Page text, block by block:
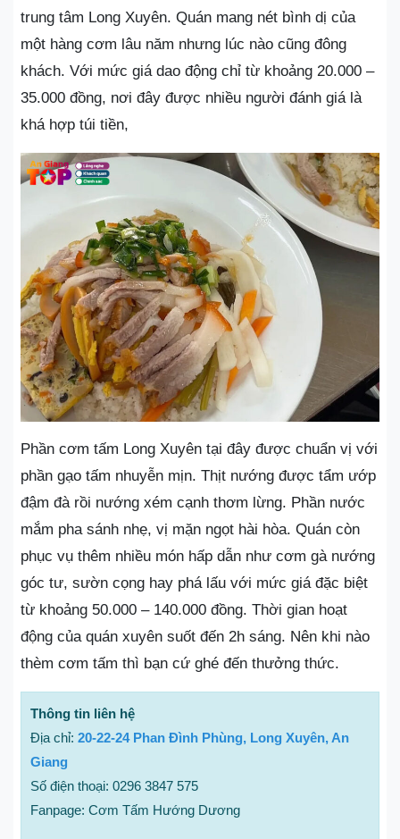
trung tâm Long Xuyên. Quán mang nét bình dị của
một hàng cơm lâu năm nhưng lúc nào cũng đông
khách. Với mức giá dao động chỉ từ khoảng 20.000 –
35.000 đồng, nơi đây được nhiều người đánh giá là
khá hợp túi tiền,
Phần cơm tấm Long Xuyên tại đây được chuẩn vị với
phần gạo tấm nhuyễn mịn. Thịt nướng được tẩm ướp
đậm đà rồi nướng xém cạnh thơm lừng. Phần nước
mắm pha sánh nhẹ, vị mặn ngọt hài hòa. Quán còn
phục vụ thêm nhiều món hấp dẫn như cơm gà nướng
góc tư, sườn cọng hay phá lấu với mức giá đặc biệt
từ khoảng 50.000 – 140.000 đồng. Thời gian hoạt
động của quán xuyên suốt đến 2h sáng. Nên khi nào
thèm cơm tấm thì bạn cứ ghé đến thưởng thức.
Thông tin liên hệ
Địa chỉ: 20-22-24 Phan Đình Phùng, Long Xuyên, An
Giang
Số điện thoại: 0296 3847 575
Fanpage: Cơm Tấm Hướng Dương